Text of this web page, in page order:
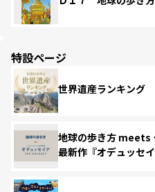
特設ページ
世界遺産ランキング
地球の歩き方 meets
最新作『オデュッセイ